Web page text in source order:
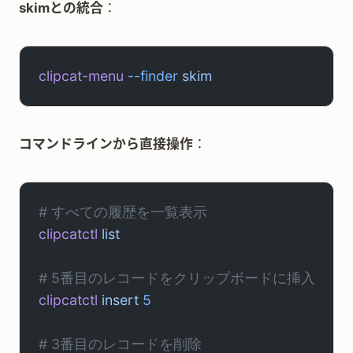
skimとの統合 ：
clipcat-menu --finder skim
コマンドラインから直接操作 ：
# すべての履歴を一覧表示
clipcatctl list
# 5番目のレコードをクリップボードに挿入
clipcatctl insert 5
# 3番目のレコードを削除